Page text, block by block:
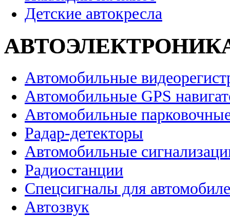
Детские автокресла
Автомобильные
Автомобильные GPS
Автомобильные
Радар-детекторы
Автомобильные
Радиостанции
Спецсигналы для
Автозвук